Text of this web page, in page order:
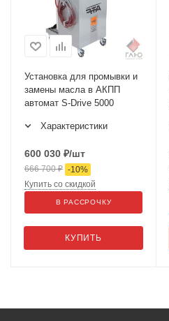
Установка для промывки и
замены масла в АКПП
автомат S-Drive 5000
Характеристики
600 030 ₽/шт
666 700₽ -10%
КУПИТЬ
Купить со скидкой
В РАССРОЧКУ